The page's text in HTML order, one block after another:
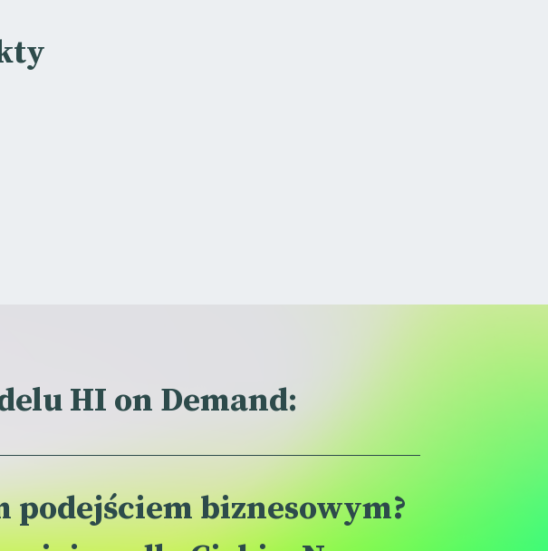
HI on Demand:
podejściem biznesowym?